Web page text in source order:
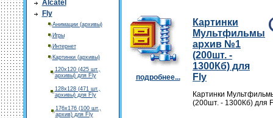
Alcatel
Fly
Анимации (архивы)
Игры
Интернет
Картинки (архивы)
120х120 (425 шт.,
архивы) для Fly
128х128 (471 шт.,
архивы) для Fly
176х176 (100 шт.,
архив) для Fly
подробнее...
Картинки
Мультфильмы
архив №1
(200шт. -
1300Кб) для
Fly
Картинки
(200шт. - 1300Кб) для